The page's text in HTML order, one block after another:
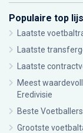
Populaire top
Laatste
Laatste
Laatste
Meest
Eredivisie
Beste
Grootste